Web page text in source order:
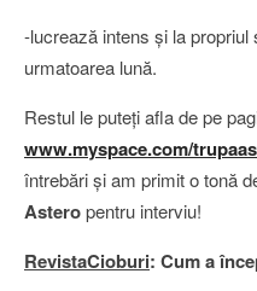
-lucrează intens şi la
urmatoarea lună.
Restul le puteţi afla de pe
www.myspace.com/trupa
întrebări şi am primit o tonă
Asteropentru interviu!
RevistaCioburi: Cum a